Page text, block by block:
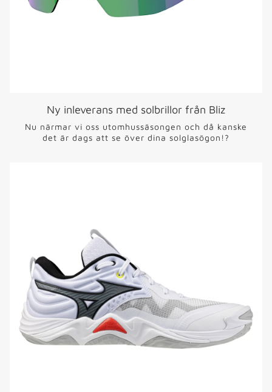
Ny inleverans med solbrillor från Bliz
Nu närmar vi oss utomhussäsongen och då kanske
det är dags att se över dina solglasögon!?